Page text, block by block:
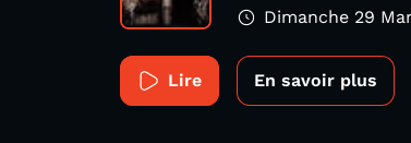
Dimanche 29
Lire En savoir plus